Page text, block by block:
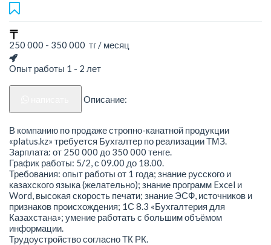
250 000 - 350 000 тг / месяц
Опыт работы 1 - 2 лет
Описание:
В компанию по продаже стропно-канатной продукции
«platus.kz» требуется Бухгалтер по реализации ТМЗ.
Зарплата: от 250 000 до 350 000 тенге.
График работы: 5/2, с 09.00 до 18.00.
Требования: опыт работы от 1 года; знание русского и
казахского языка (желательно); знание программ Excel и
Word, высокая скорость печати; знание ЭСФ, источников и
признаков происхождения; 1С 8.3 «Бухгалтерия для
Казахстана»; умение работать с большим объёмом
информации.
Трудоустройство согласно ТК РК.